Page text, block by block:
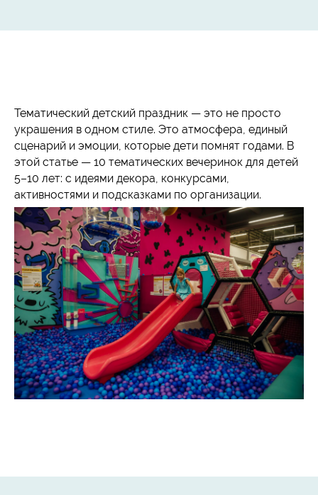
Тематический детский праздник — это не просто
украшения в одном стиле. Это атмосфера, единый
сценарий и эмоции, которые дети помнят годами. В
этой статье — 10 тематических вечеринок для детей
5–10 лет: с идеями декора, конкурсами,
активностями и подсказками по организации.